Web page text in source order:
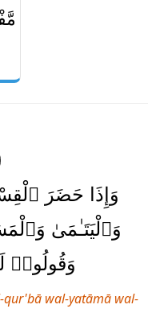
وَإِذَا حَضَرَ
وَٱلْيَتَـٰمَىٰ
وَقُولُوا۟
wal-yatāmā wal-